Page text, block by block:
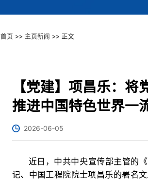
首页 >> 主页新闻 >> 正文
【党建】项昌乐：
推进中国特色世界一
2026-06-05
近日，中共中央宣传部主管的
记、中国工程院院士项昌乐的署名